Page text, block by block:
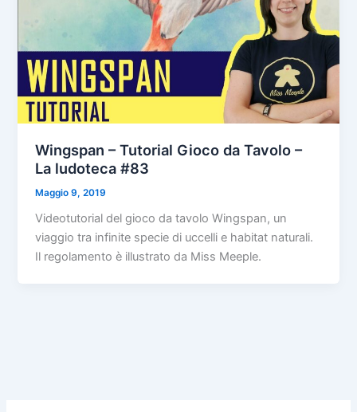
Wingspan – Tutorial Gioco da Tavolo –
La ludoteca #83
Maggio 9, 2019
Videotutorial del gioco da tavolo Wingspan, un
viaggio tra infinite specie di uccelli e habitat naturali.
Il regolamento è illustrato da Miss Meeple.